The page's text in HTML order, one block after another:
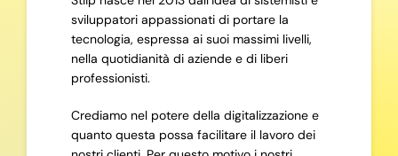
sviluppatori appassionati di portare la
tecnologia, espressa ai suoi massimi livelli,
nella quotidianità di aziende e di liberi
professionisti.
Crediamo nel potere della digitalizzazione e
quanto questa possa facilitare il lavoro dei